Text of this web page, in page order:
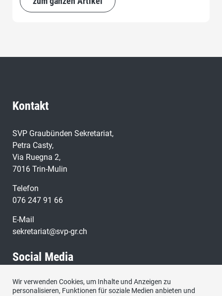
Kontakt
SVP Graubünden Sekretariat,
Petra Casty,
Via Ruegna 2,
7016 Trin-Mulin
Telefon
076 247 91 66
E-Mail
sekretariat@svp-gr.ch
Social Media
Besuchen Sie uns bei:
Wir verwenden Cookies, um Inhalte und Anzeigen zu
personalisieren, Funktionen für soziale Medien anbieten und